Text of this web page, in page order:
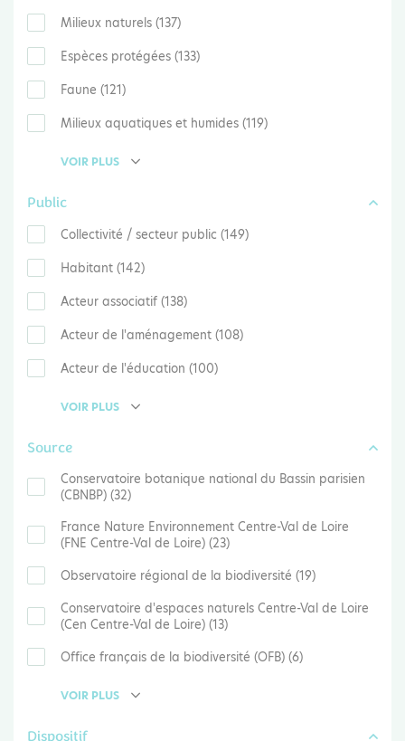
Milieux naturels (137)
Espèces protégées (133)
Faune (121)
Milieux aquatiques et humides (119)
VOIR PLUS
Public
Collectivité / secteur public (149)
Habitant (142)
Acteur associatif (138)
Acteur de l'aménagement (108)
Acteur de l'éducation (100)
VOIR PLUS
Source
Conservatoire botanique national du Bassin parisien
(CBNBP) (32)
France Nature Environnement Centre-Val de Loire
(FNE Centre-Val de Loire) (23)
Observatoire régional de la biodiversité (19)
Conservatoire d'espaces naturels Centre-Val de Loire
(Cen Centre-Val de Loire) (13)
Office français de la biodiversité (OFB) (6)
VOIR PLUS
Dispositif